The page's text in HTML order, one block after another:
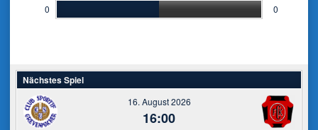
0 0
Nächstes Spiel
16. August 2026
16:00